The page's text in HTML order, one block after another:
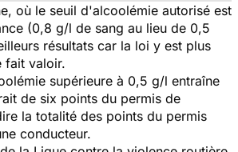
où le seuil d'alcoolémie autorisé est
(0,8 g/l de sang au lieu de 0,5
résultats car la loi y est plus
fait valoir.
supérieure à 0,5 g/l entraîne
de six points du permis de
la totalité des points du permis
conducteur.